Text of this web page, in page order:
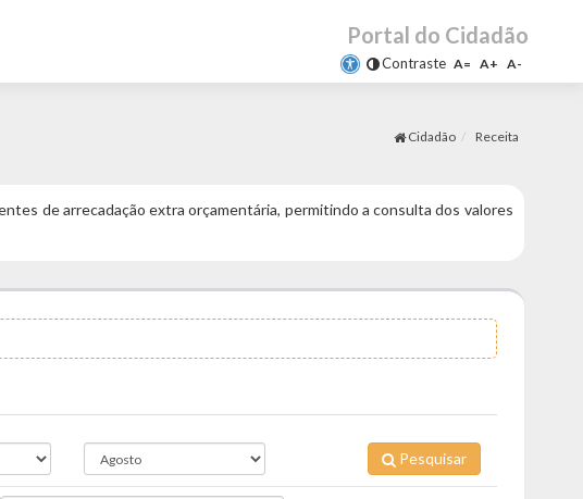
Portal do Cidadão
Contraste A= A+ A-
Cidadão Receita
de arrecadação extra orçamentária, permitindo a consulta dos valores
Pesquisar